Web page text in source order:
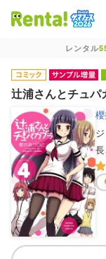
レンタル
辻浦さんとチュパ
長